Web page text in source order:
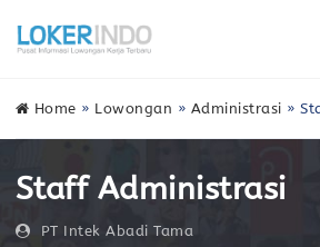
Home » Lowongan » Administrasi »
Staff Administrasi
PT Intek Abadi Tama